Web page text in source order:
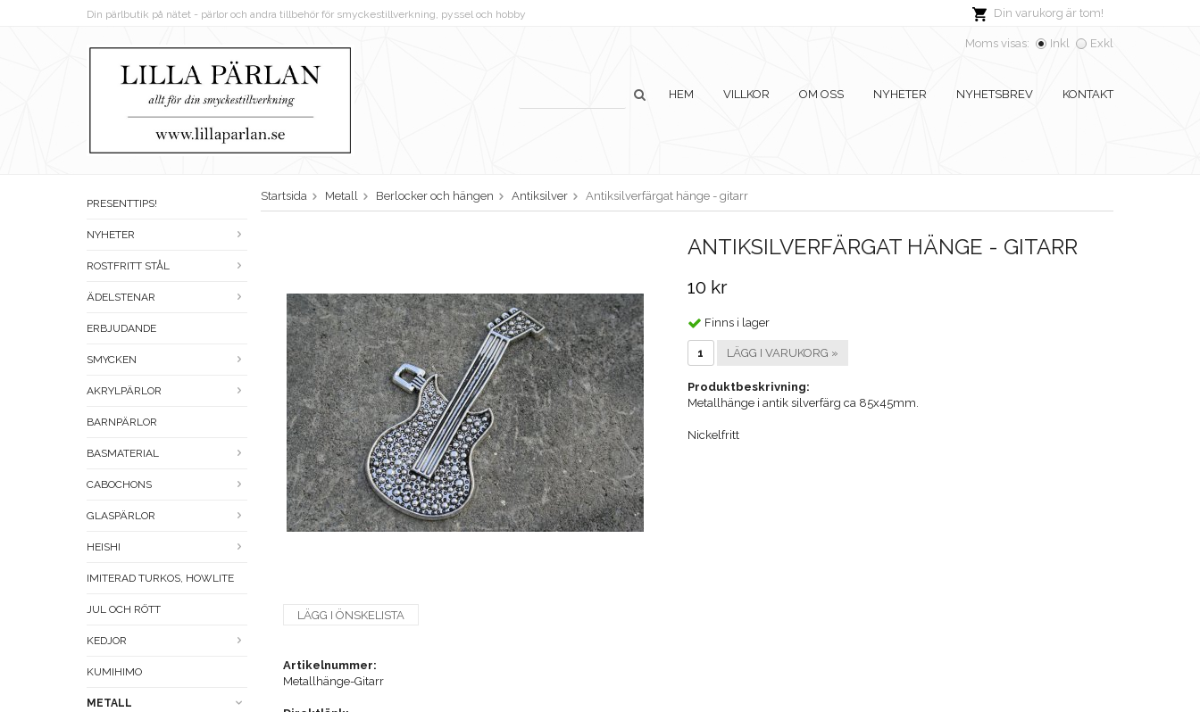
Din varukorg är tom!
Din pärlbutik på nätet - pärlor och andra tillbehör för smyckestillverkning, pyssel och hobby
Moms visas: Inkl Exkl
HEM VILLKOR OM OSS NYHETER NYHETSBREV KONTAKT
PRESENTTIPS!
NYHETER
ROSTFRITT STÅL
ÄDELSTENAR
ERBJUDANDE
SMYCKEN
AKRYLPÄRLOR
BARNPÄRLOR
BASMATERIAL
CABOCHONS
GLASPÄRLOR
HEISHI
IMITERAD TURKOS, HOWLITE
JUL OCH RÖTT
KEDJOR
KUMIHIMO
METALL
Startsida Metall Berlocker och hängen Antiksilver Antiksilverfärgat hänge - gitarr
ANTIKSILVERFÄRGAT HÄNGE - GITARR
10 kr
Finns i lager
LÄGG I VARUKORG »
Produktbeskrivning:
Metallhänge i antik silverfärg ca 85x45mm.
Nickelfritt
LÄGG I ÖNSKELISTA
Artikelnummer:
Metallhänge-Gitarr